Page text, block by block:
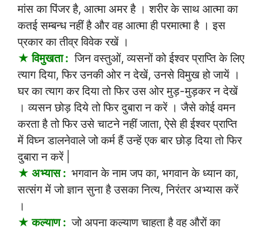
मांस का पिंजर है, आत्मा अमर है । शरीर के साथ आत्मा का
कतई सम्बन्ध नहीं है और वह आत्मा ही परमात्मा है । इस
प्रकार का तीव्र विवेक रखें ।
★ विमुखता : जिन वस्तुओं, व्यसनों को ईश्वर प्राप्ति के लिए
त्याग दिया, फिर उनकी ओर न देखें, उनसे विमुख हो जायें ।
घर का त्याग कर दिया तो फिर उस ओर मुड़-मुड़कर न देखें
। व्यसन छोड़ दिये तो फिर दुबारा न करें । जैसे कोई वमन
करता है तो फिर उसे चाटने नहीं जाता, ऐसे ही ईश्वर प्राप्ति
में विघ्न डालनेवाले जो कर्म हैं उन्हें एक बार छोड़ दिया तो फिर
दुबारा न करें |
★ अभ्यास : भगवान के नाम जप का, भगवान के ध्यान का,
सत्संग में जो ज्ञान सुना है उसका नित्य, निरंतर अभ्यास करें
।
★ कल्याण : जो अपना कल्याण चाहता है वह औरों का